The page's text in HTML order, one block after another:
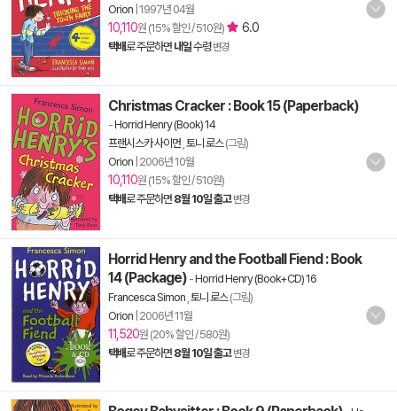
Orion 1997년 04월
10,110원 (15% 할인 / 510원) 6.0
택배로 주문하면 내일수령 변경
Christmas Cracker : Book 15 (Paperback)
-Horrid Henry (Book) 14
프랜시스카 사이먼 토니 로스(그림)
Orion 2006년 10월
10,110원 (15% 할인 / 510원)
택배로 주문하면 8월 10일 출고 변경
Horrid Henry and the Football Fiend : Book
14 (Package) -Horrid Henry (Book+CD) 16
Francesca Simon 토니 로스(그림)
Orion 2006년 11월
11,520원 (20% 할인 / 580원)
택배로 주문하면 8월 10일 출고 변경